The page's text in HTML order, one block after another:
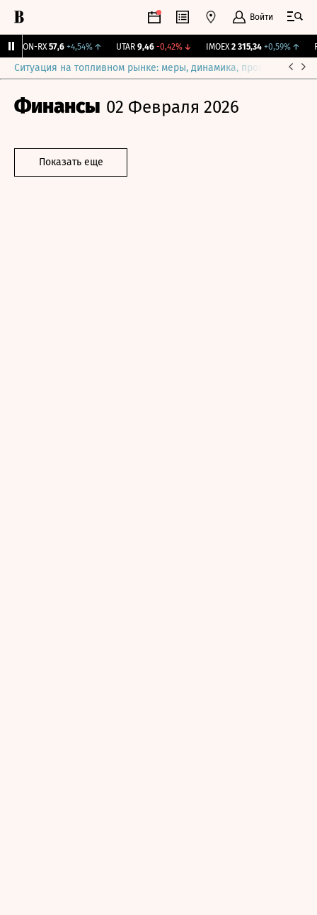
Войти
VEON-RX 57,6 +4,54%↑ UTAR 9,46 -0,42%↓ IMOEX 2 315,34 +0,59%↑
Ситуация на топливном рынке: меры, динамика, прогнозы
Финансы 02 Февраля 2026
Показать еще